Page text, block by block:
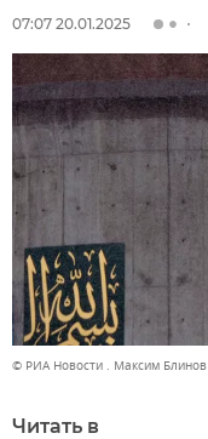
07:07 20.01.2025
© РИА Новости . Максим Блинов
Читать в